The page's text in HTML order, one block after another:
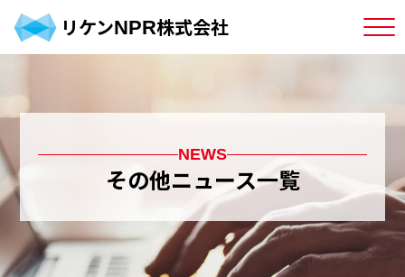
リケンNPR株式会社
NEWS
その他ニュース一覧